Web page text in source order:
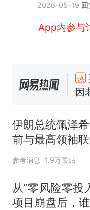
2026-05-19 回
App内参与
热
因
么
费
号
协
男
美
伊朗总统佩泽
前与最高领袖
难"
参考消息 1.9万跟贴
从“零风险零投
项目崩盘后，